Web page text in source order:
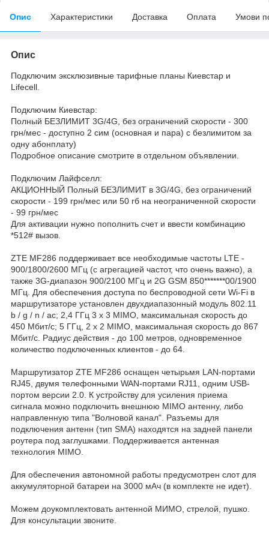
Опис Характеристики Доставка Оплата Умови
Опис
Подключим эксклюзивные тарифные планы Киевстар и
Lifecell.
Подключим Киевстар:
Полный БЕЗЛИМИТ 3G/4G, без ограничений скорости - 300
грн/мес - доступно 2 сим (основная и пара) с безлимитом за
одну абонплату)
Подробное описание смотрите в отдельном объявлении.
Подключим Лайфселл:
АКЦИОННЫЙ Полный БЕЗЛИМИТ в 3G/4G, без ограничений
скорости - 199 грн/мес или 50 гб на неограниченной скорости
- 99 грн/мес
Для активации нужно пополнить счет и ввести комбинацию
*512# вызов.
ZTE MF286 поддерживает все необходимые частоты LTE -
900/1800/2600 МГц (с агрегацией частот, что очень важно), а
также 3G-диапазон 900/2100 МГц и 2G GSM 850*******00/1900
МГц. Для обеспечения доступа по беспроводной сети Wi-Fi в
маршрутизаторе установлен двухдиапазонный модуль 802.11
b / g / n / ac; 2,4 ГГц 3 x 3 MIMO, максимальная скорость до
450 Мбит/с; 5 ГГц, 2 x 2 MIMO, максимальная скорость до 867
Мбит/с. Радиус действия - до 100 метров, одновременное
количество подключенных клиентов - до 64.
Маршрутизатор ZTE MF286 оснащен четырьмя LAN-портами
RJ45, двумя телефонными WAN-портами RJ11, одним USB-
портом версии 2.0. К устройству для усиления приема
сигнала можно подключить внешнюю MIMO антенну, либо
направленную типа "Волновой канал". Разъемы для
подключения антенн (тип SMA) находятся на задней панели
роутера под заглушками. Поддерживается антенная
технология MIMO.
Для обеспечения автономной работы предусмотрен слот для
аккумуляторной батареи на 3000 мАч (в комплекте не идет).
Можем доукомплектовать антенной МИМО, стрелой, пушко.
Для консультации звоните.